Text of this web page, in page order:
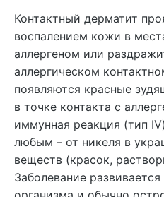
Контактный дерматит
воспалением кожи в
аллергеном или
аллергическом
появляются красные
в точке контакта с
иммунная реакция (тип
любым – от никеля в
веществ (красок,
Заболевание